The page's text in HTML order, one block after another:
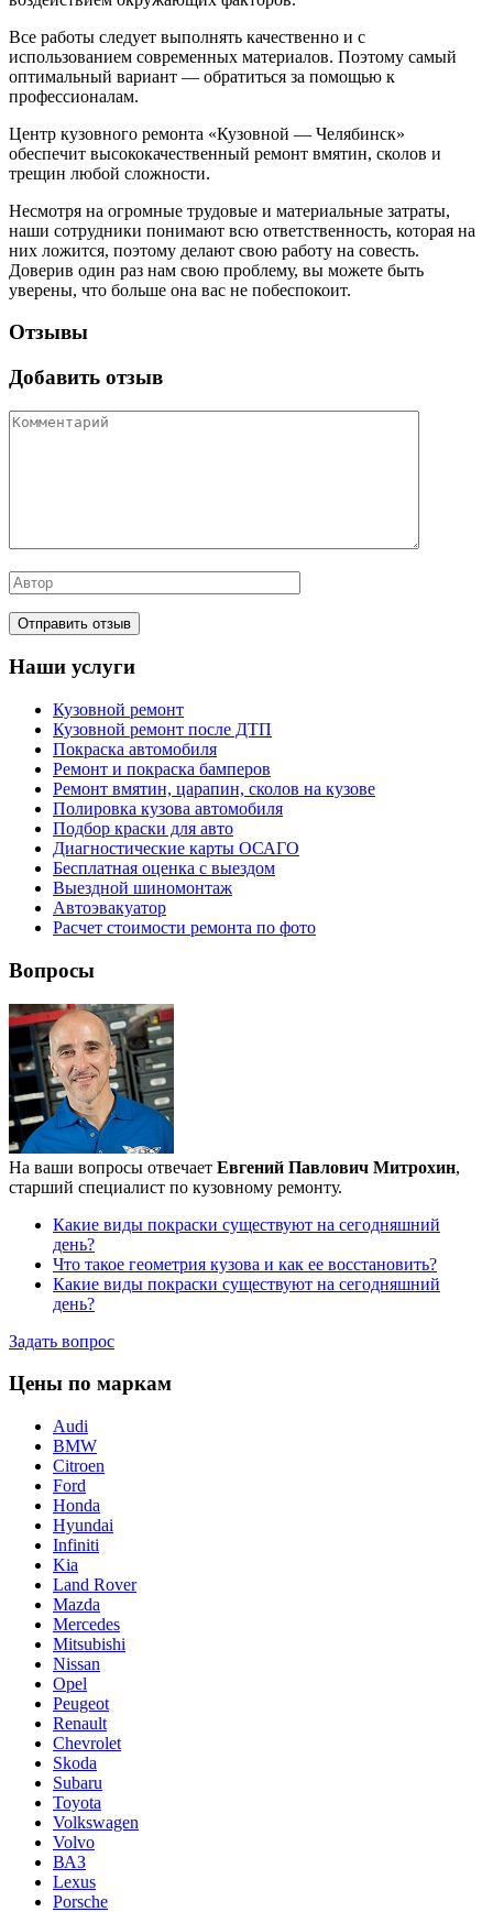
Все работы следует выполнять качественно и с
использованием современных материалов. Поэтому самый
оптимальный вариант — обратиться за помощью к
профессионалам.
Центр кузовного ремонта «Кузовной — Челябинск»
обеспечит высококачественный ремонт вмятин, сколов и
трещин любой сложности.
Несмотря на огромные трудовые и материальные затраты,
наши сотрудники понимают всю ответственность, которая на
них ложится, поэтому делают свою работу на совесть.
Доверив один раз нам свою проблему, вы можете быть
уверены, что больше она вас не побеспокоит.
Отзывы
Добавить отзыв
Наши услуги
Кузовной ремонт
Кузовной ремонт после ДТП
Покраска автомобиля
Ремонт и покраска бамперов
Ремонт вмятин, царапин, сколов на кузове
Полировка кузова автомобиля
Подбор краски для авто
Диагностические карты ОСАГО
Бесплатная оценка с выездом
Выездной шиномонтаж
Автоэвакуатор
Расчет стоимости ремонта по фото
Вопросы
На ваши вопросы отвечает Евгений Павлович Митрохин,
старший специалист по кузовному ремонту.
Какие виды покраски существуют на сегодняшний
день?
Что такое геометрия кузова и как ее восстановить?
Какие виды покраски существуют на сегодняшний
день?
Задать вопрос
Цены по маркам
Audi
BMW
Citroen
Ford
Honda
Hyundai
Infiniti
Kia
Land Rover
Mazda
Merсedes
Mitsubishi
Nissan
Opel
Peugeot
Renault
Chevrolet
Skoda
Subaru
Toyota
Volkswagen
Volvo
ВАЗ
Lexus
Porsche